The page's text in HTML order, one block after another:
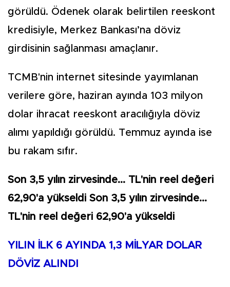
görüldü. Ödenek olarak belirtilen reeskont
kredisiyle, Merkez Bankası’na döviz
girdisinin sağlanması amaçlanır.
TCMB'nin internet sitesinde yayımlanan
verilere göre, haziran ayında 103 milyon
dolar ihracat reeskont aracılığıyla döviz
alımı yapıldığı görüldü. Temmuz ayında ise
bu rakam sıfır.
Son 3,5 yılın zirvesinde... TL'nin reel değeri
62,90'a yükseldi Son 3,5 yılın zirvesinde...
TL'nin reel değeri 62,90'a yükseldi
YILIN İLK 6 AYINDA 1,3 MİLYAR DOLAR
DÖVİZ ALINDI